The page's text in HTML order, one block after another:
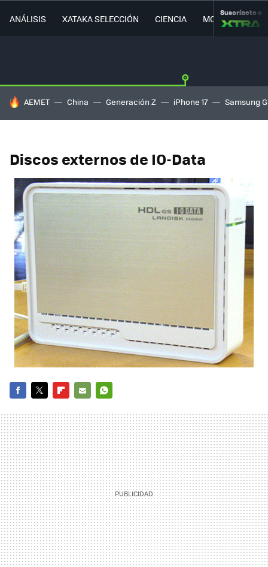
ANÁLISIS XATAKA SELECCIÓN CIENCIA MOVILIDAD
Suscríbete a
HOY SE HABLA DE
AEMET China Generación Z iPhone 17 Samsung
Discos externos de IO-Data
MAIL